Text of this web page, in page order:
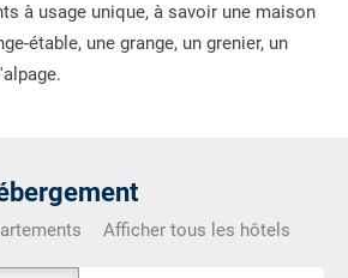
à usage unique, à savoir une maison
étable, une grange, un grenier, un
Afficher tous les hôtels